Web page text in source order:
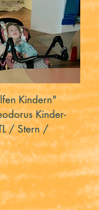
Kindern"
Kinder-
/ Stern /